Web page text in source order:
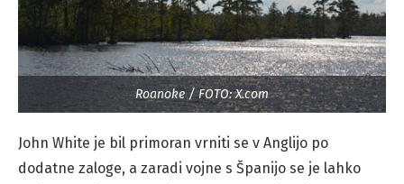
Roanoke / FOTO: X.com
John White je bil primoran vrniti se v Anglijo po
dodatne zaloge, a zaradi vojne s Španijo se je lahko